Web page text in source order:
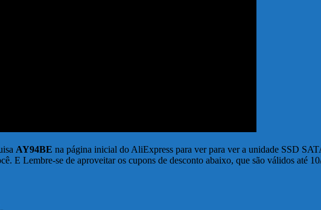
AY94BE na página inicial do AliExpress para ver para ver a unidade SSD
E Lembre-se de aproveitar os cupons de desconto abaixo, que são válidos até